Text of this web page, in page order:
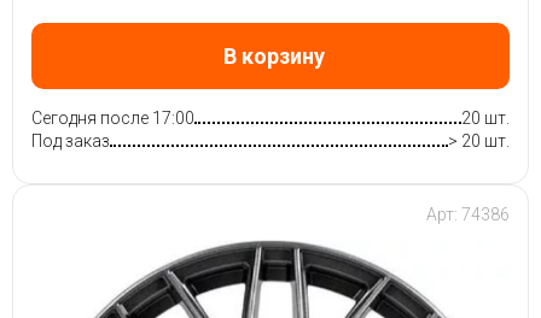
В корзину
Сегодня после 17:00
20 шт.
Под заказ
> 20 шт.
Арт: 74386